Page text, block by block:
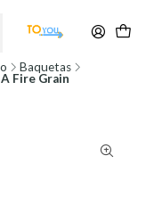
Baquetas
Fire Grain